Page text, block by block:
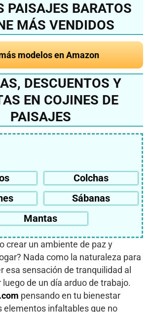
PAISAJES BARATOS
MÁS VENDIDOS
modelos en Amazon
DESCUENTOS Y
EN COJINES DE
PAISAJES
Colchas
Sábanas
Mantas
crear un ambiente de paz y
Nada como la naturaleza para
esa sensación de tranquilidad al
luego de un día arduo de trabajo.
pensando en tu bienestar
elementos infaltables que no